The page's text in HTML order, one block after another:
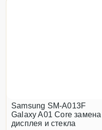
Samsung SM-A013F
Galaxy A01 Core замена
дисплея и стекла